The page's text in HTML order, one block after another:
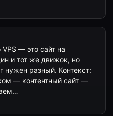
— это сайт на
и тот же движок, но
нужен разный. Контекст:
— контентный сайт —